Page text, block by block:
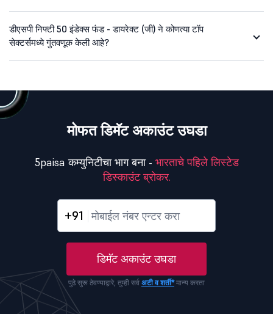
डीएसपी निफ्टी 50 इंडेक्स फंड - डायरेक्ट (जी) ने कोणत्या टॉप
सेक्टर्समध्ये गुंतवणूक केली आहे?
मोफत डिमॅट अकाउंट उघडा
5paisa कम्युनिटीचा भाग बना - भारताचे पहिले लिस्टेड
डिस्काउंट ब्रोकर.
+91
डिमॅट अकाउंट उघडा
पुढे सुरू ठेवण्याद्वारे, तुम्ही सर्व अटी व शर्ती*मान्य करता